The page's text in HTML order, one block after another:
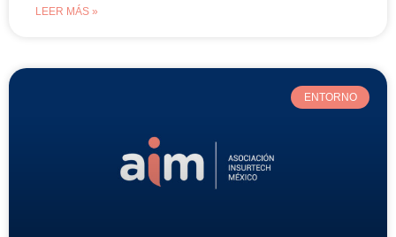
LEER MÁS »
ENTORNO